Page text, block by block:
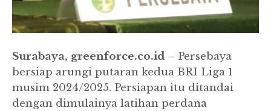
Surabaya, greenforce.co.id – Persebaya
bersiap arungi putaran kedua BRI Liga 1
musim 2024/2025. Persiapan itu ditandai
dengan dimulainya latihan perdana